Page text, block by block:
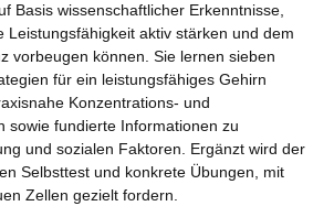
Basis wissenschaftlicher Erkenntnisse,
Leistungsfähigkeit aktiv stärken und dem
vorbeugen können. Sie lernen sieben
für ein leistungsfähiges Gehirn
Konzentrations- und
sowie fundierte Informationen zu
und sozialen Faktoren. Ergänzt wird der
Selbsttest und konkrete Übungen, mit
Zellen gezielt fordern.